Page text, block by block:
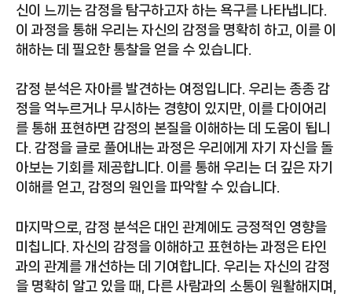
신이 느끼는 감정을 탐구하고자 하는 욕구를 나타냅니다.
이 과정을 통해 우리는 자신의 감정을 명확히 하고, 이를 이
해하는 데 필요한 통찰을 얻을 수 있습니다.
감정 분석은 자아를 발견하는 여정입니다. 우리는 종종 감
정을 억누르거나 무시하는 경향이 있지만, 이를 다이어리
를 통해 표현하면 감정의 본질을 이해하는 데 도움이 됩니
다. 감정을 글로 풀어내는 과정은 우리에게 자기 자신을 돌
아보는 기회를 제공합니다. 이를 통해 우리는 더 깊은 자기
이해를 얻고, 감정의 원인을 파악할 수 있습니다.
마지막으로, 감정 분석은 대인 관계에도 긍정적인 영향을
미칩니다. 자신의 감정을 이해하고 표현하는 과정은 타인
과의 관계를 개선하는 데 기여합니다. 우리는 자신의 감정
을 명확히 알고 있을 때, 다른 사람과의 소통이 원활해지며,